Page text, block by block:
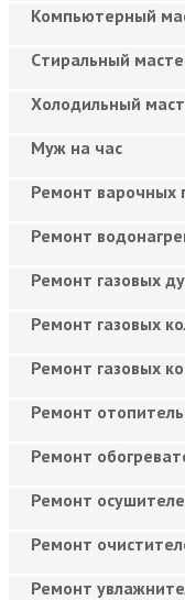
Компьютерный
Cтиральный
Холодильный
Муж на час
Ремонт варочных
Ремонт
Ремонт газовых
Ремонт газовых
Ремонт газовых
Ремонт
Ремонт
Ремонт
Ремонт
Ремонт